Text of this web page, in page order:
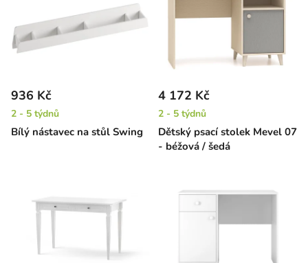
Bílý nástavec na stůl Swing
936 Kč
2 - 5 týdnů
Dětský psací stolek Mevel 07
- béžová / šedá
4 172 Kč
2 - 5 týdnů